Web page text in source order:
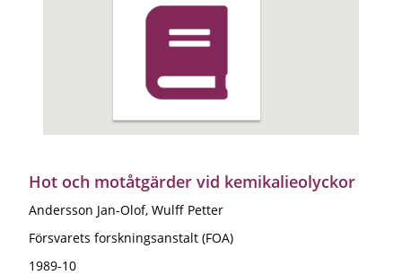
Hot och motåtgärder vid kemikalieolyckor
Andersson Jan-Olof, Wulff Petter
Försvarets forskningsanstalt (FOA)
1989-10